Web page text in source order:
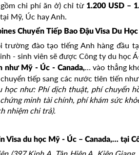
chi phí ăn ở) chỉ từ1.200 USD –
Mỹ, Úc hay Anh.
Chuyển Tiếp Bao Đậu Visa Du
trường đào tạo tiếng Anh hàng đầu
- sinh viên sẽ được Công ty du học
như Mỹ - Úc - Canada,… vào thẳng
tiếp sang các nước tiên tiến
học như: Phí dịch thuật, phí chuyển
minh tài chính, phí khám sức
nhiệm chi trả).
Visa du học Mỹ - Úc – Canada,… tại